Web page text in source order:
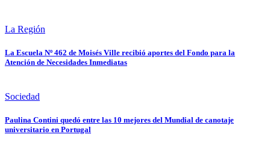
La Región
La Escuela Nº 462 de Moisés Ville recibió aportes del Fondo para la
Atención de Necesidades Inmediatas
Sociedad
Paulina Contini quedó entre las 10 mejores del Mundial de canotaje
universitario en Portugal